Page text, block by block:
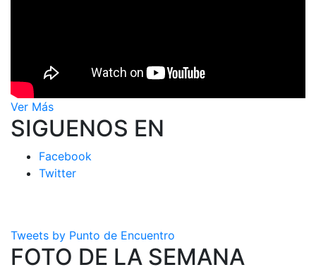
Ver Más
SIGUENOS EN
Facebook
Twitter
Tweets by Punto de Encuentro
FOTO DE LA SEMANA